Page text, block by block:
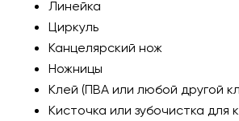
Линейка
Циркуль
Канцелярский нож
Ножницы
Клей (ПВА или любой другой
Кисточка или зубочистка для